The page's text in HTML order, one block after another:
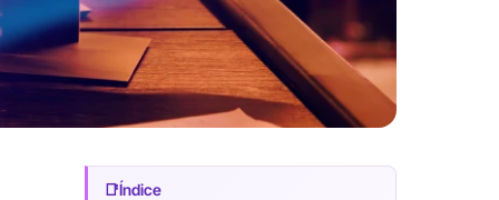
Índice